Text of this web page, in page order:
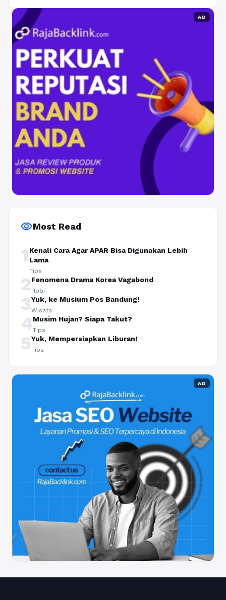
AD
visibilityMost Read
1 Kenali Cara Agar APAR Bisa Digunakan Lebih
Lama
Tips
2Fenomena Drama Korea Vagabond
Hobi
3Yuk, ke Musium Pos Bandung!
Wisata
4Musim Hujan? Siapa Takut?
Tips
5Yuk, Mempersiapkan Liburan!
Tips
AD